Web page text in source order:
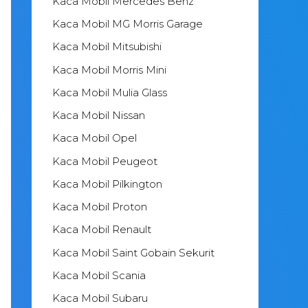
Kaca Mobil MG Morris Garage
Kaca Mobil Mitsubishi
Kaca Mobil Morris Mini
Kaca Mobil Mulia Glass
Kaca Mobil Nissan
Kaca Mobil Opel
Kaca Mobil Peugeot
Kaca Mobil Pilkington
Kaca Mobil Proton
Kaca Mobil Renault
Kaca Mobil Saint Gobain Sekurit
Kaca Mobil Scania
Kaca Mobil Subaru